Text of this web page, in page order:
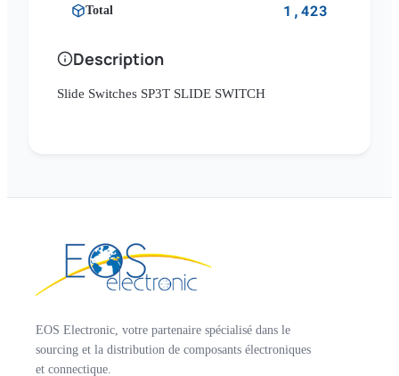
Total 1,423
Description
Slide Switches SP3T SLIDE SWITCH
EOS Electronic, votre partenaire spécialisé dans le
sourcing et la distribution de composants électroniques
et connectique.